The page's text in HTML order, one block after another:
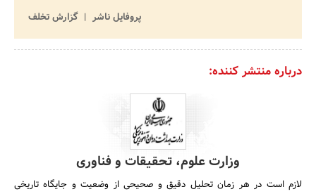
پروفایل ناشر
گزارش تخلف
درباره منتشر کننده:
وزارت علوم، تحقیقات و فناوری
لازم است در هر زمان تحلیل دقیق و صحیحى از وضعیت و جایگاه تاریخى